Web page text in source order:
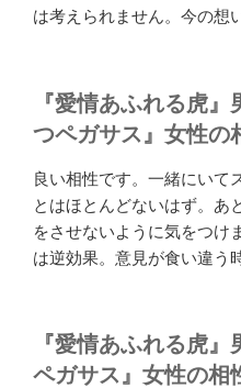
は考えられません。今の想
『愛情あふれる虎
つペガサス』女性の
良い相性です。一緒にいて
とはほとんどないはず。あ
をさせないように気をつけ
は逆効果。意見が食い違う
『愛情あふれる虎
ペガサス』女性の相